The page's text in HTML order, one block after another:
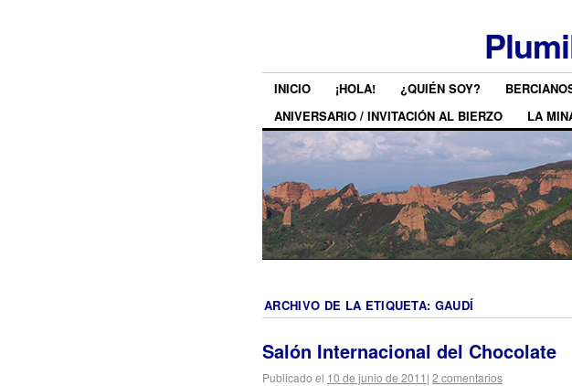
INICIO ¡HOLA! ¿QUIÉN SOY?
ANIVERSARIO / INVITACIÓN AL BIERZO
LA
ARCHIVO DE LA ETIQUETA: GAUDÍ
Salón Internacional del Chocolate
Publicado el 10 de junio de 2011 | 2 comentarios